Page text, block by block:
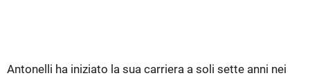
Antonelli ha iniziato la sua carriera a soli sette anni nei